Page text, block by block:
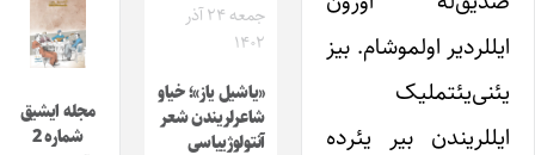
ایللردیر اولموشام. بیز
یئنی‌یئتملیک
ایللریندن بیر یئرده
جمعه ۲۴ آذر
۱۴۰۲
«یاشیل یاز»؛ خیاو
شاعرلریندن شعر
آنتولوژییاسی
مجله ایشیق
شماره 2